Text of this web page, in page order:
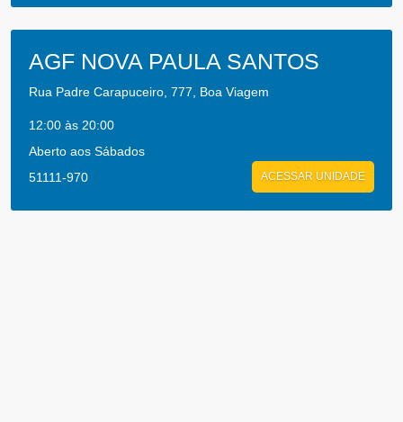
AGF NOVA PAULA SANTOS
Rua Padre Carapuceiro, 777, Boa Viagem
12:00 às 20:00
Aberto aos Sábados
51111-970
ACESSAR UNIDADE